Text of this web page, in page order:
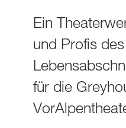
Ein
und Profis
für die